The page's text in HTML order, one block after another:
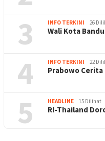
3 INFO TERKINI 26
Wali Kota
4 INFO TERKINI 22
Prabowo
5 HEADLINE 15 Dilihat
RI-Thailand